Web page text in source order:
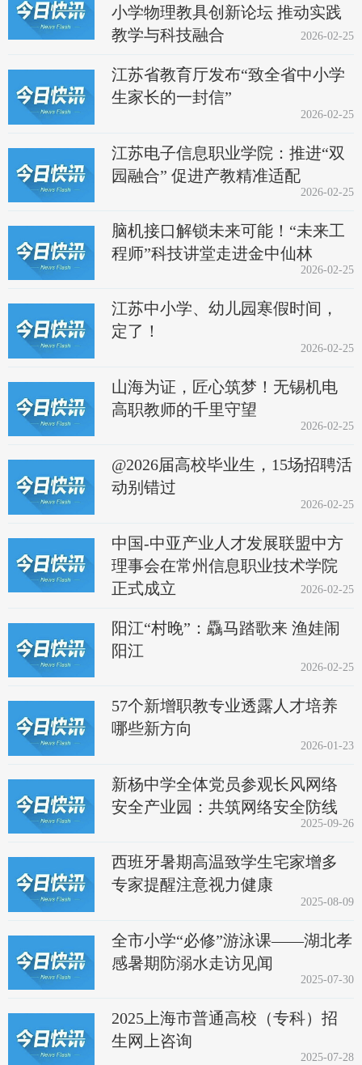
小学物理教具创新论坛 推动实践
教学与科技融合
2026-02-25
江苏省教育厅发布“致全省中小学
生家长的一封信”
2026-02-25
江苏电子信息职业学院：推进“双
园融合” 促进产教精准适配
2026-02-25
脑机接口解锁未来可能！“未来工
程师”科技讲堂走进金中仙林
2026-02-25
江苏中小学、幼儿园寒假时间，
定了！
2026-02-25
山海为证，匠心筑梦！无锡机电
高职教师的千里守望
2026-02-25
@2026届高校毕业生，15场招聘活
动别错过
2026-02-25
中国-中亚产业人才发展联盟中方
理事会在常州信息职业技术学院
正式成立
2026-02-25
阳江“村晚”：驫马踏歌来 渔娃闹
阳江
2026-02-25
57个新增职教专业透露人才培养
哪些新方向
2026-01-23
新杨中学全体党员参观长风网络
安全产业园：共筑网络安全防线
2025-09-26
西班牙暑期高温致学生宅家增多
专家提醒注意视力健康
2025-08-09
全市小学“必修”游泳课——湖北孝
感暑期防溺水走访见闻
2025-07-30
2025上海市普通高校（专科）招
生网上咨询
2025-07-28